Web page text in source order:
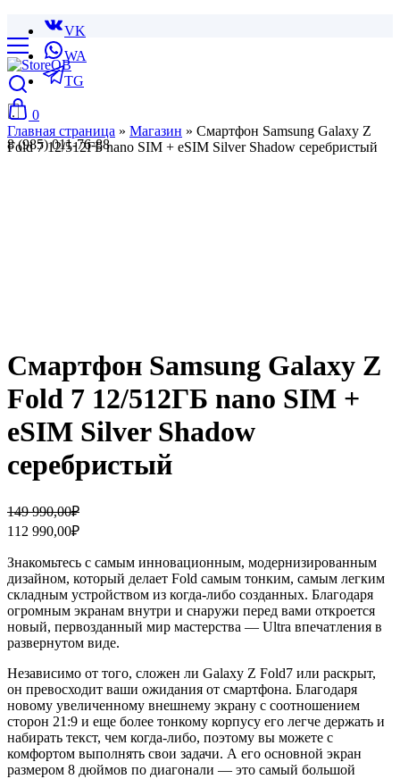
VK
WA
TG
8 (985) 011-76-88
0
Главная страница » Магазин » Смартфон Samsung Galaxy Z
Fold 7 12/512ГБ nano SIM + eSIM Silver Shadow серебристый
Смартфон Samsung Galaxy Z
Fold 7 12/512ГБ nano SIM +
eSIM Silver Shadow
серебристый
149 990,00₽
Первоначальная
цена
составляла
149
990,00₽.
112 990,00₽
Текущая
цена:
112
990,00₽.
Знакомьтесь с самым инновационным, модернизированным
дизайном, который делает Fold самым тонким, самым легким
складным устройством из когда-либо созданных. Благодаря
огромным экранам внутри и снаружи перед вами откроется
новый, первозданный мир мастерства — Ultra впечатления в
развернутом виде.
Независимо от того, сложен ли Galaxy Z Fold7 или раскрыт,
он превосходит ваши ожидания от смартфона. Благодаря
новому увеличенному внешнему экрану с соотношением
сторон 21:9 и еще более тонкому корпусу его легче держать и
набирать текст, чем когда-либо, поэтому вы можете с
комфортом выполнять свои задачи. А его основной экран
размером 8 дюймов по диагонали — это самый большой